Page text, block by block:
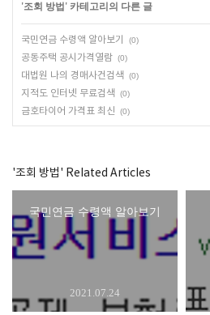
'조회 방법 ' 카테고리의 다른 글
국민연금 수령액 알아보기 (0)
공동주택 공시가격열람 (0)
대법원 나의 경매사건검색 (0)
지적도 인터넷 무료검색 (0)
금호타이어 가격표 최신 (0)
'조회 방법' Related Articles
국민연금 수령액 알아보기
2021.07.24